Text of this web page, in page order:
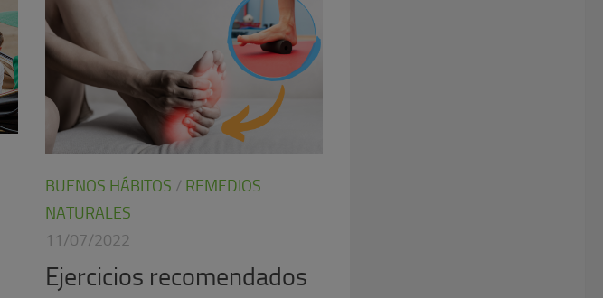
BUENOS HÁBITOS / REMEDIOS
NATURALES
11/07/2022
Ejercicios recomendados